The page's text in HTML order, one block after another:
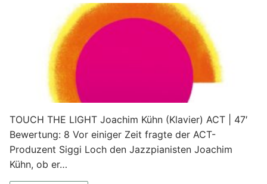
TOUCH THE LIGHT Joachim Kühn (Klavier) ACT | 47′
Bewertung: 8 Vor einiger Zeit fragte der ACT-
Produzent Siggi Loch den Jazzpianisten Joachim
Kühn, ob er…